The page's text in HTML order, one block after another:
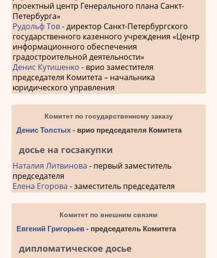
проектный центр Генерального плана Санкт-
Петербурга»
Рудольф Тов- директор Санкт-Петербургского
государственного казенного учреждения «Центр
информационного обеспечения
градостроительной деятельности»
Денис Кутишенко - врио заместителя
председателя Комитета – начальника
юридического управления
Комитет по государственному заказу
Денис Толстых- врио председателя Комитета
досье на госзакупки
Наталия Литвинова - первый заместитель
председателя
Елена Егорова - заместитель председателя
Комитет по внешним связям
Евгений Григорьев- председатель Комитета
дипломатическое досье